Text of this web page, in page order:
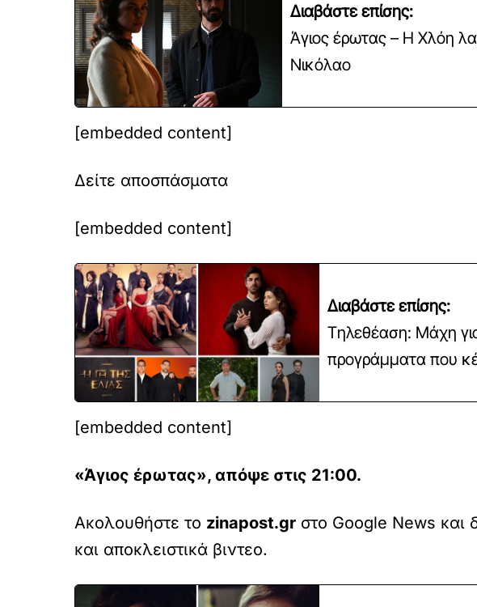
Διαβάστε επίσης:
Άγιος έρωτας – Η Χλόη
Νικόλαο
[embedded content]
Δείτε αποσπάσματα
[embedded content]
Διαβάστε επίσης:
Tηλεθέαση: Μάχη
προγράμματα που
[embedded content]
«Άγιος έρωτας», απόψε στις 21:00.
Ακολουθήστε το zinapost.gr στο Google News και
και αποκλειστικά βιντεο.